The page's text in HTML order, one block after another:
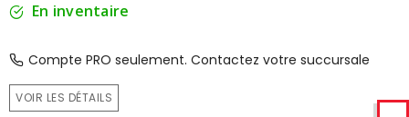
En inventaire
Compte PRO seulement. Contactez votre succursale
VOIR LES DÉTAILS